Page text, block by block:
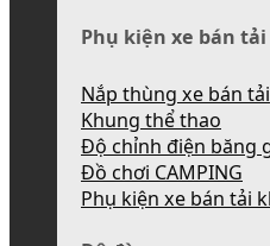
Phụ kiện xe bán tải
Nắp thùng xe bán tải
Khung thể thao
Độ chỉnh điện băng
Đồ chơi CAMPING
Phụ kiện xe bán tải